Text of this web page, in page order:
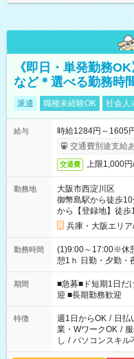
《即日・単発勤務
など＊選べる勤務時
派遣 職種未経験OK 社会人
給与
時給1284円～1605
交通費別途支給
交通費 上限1,000円
勤務地
大阪市西淀川区
御幣島駅から徒歩
から【登録地】徒歩
兵庫・大阪エリ
勤務時間
(1)9:00～17:00※休
憩1ｈ 日勤・夕勤・
わせて働けるお仕事です(*^^*) 【その他
時/9-17時/9-18時/
時/22-翌6時/0-翌8時
フト！
期間
■急募■ド短期1日だ
迎 ■長期勤務歓迎
特徴 週1日からOK / 日払
業・WワークOK /
し / パソコンスキル